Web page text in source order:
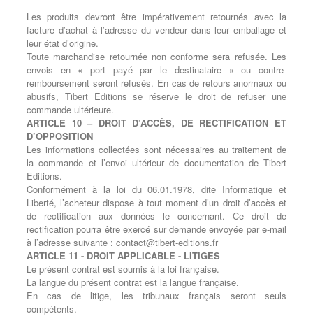
Les produits devront être impérativement retournés avec la
facture d’achat à l’adresse du vendeur dans leur emballage et
leur état d’origine.
Toute marchandise retournée non conforme sera refusée. Les
envois en « port payé par le destinataire » ou contre-
remboursement seront refusés. En cas de retours anormaux ou
abusifs, Tibert Editions se réserve le droit de refuser une
commande ultérieure.
ARTICLE 10 – DROIT D’ACCÈS, DE RECTIFICATION ET
D’OPPOSITION
Les informations collectées sont nécessaires au traitement de
la commande et l’envoi ultérieur de documentation de Tibert
Editions.
Conformément à la loi du 06.01.1978, dite Informatique et
Liberté, l’acheteur dispose à tout moment d’un droit d’accès et
de rectification aux données le concernant. Ce droit de
rectification pourra être exercé sur demande envoyée par e-mail
à l’adresse suivante : contact@tibert-editions.fr
ARTICLE 11 - DROIT APPLICABLE - LITIGES
Le présent contrat est soumis à la loi française.
La langue du présent contrat est la langue française.
En cas de litige, les tribunaux français seront seuls
compétents.